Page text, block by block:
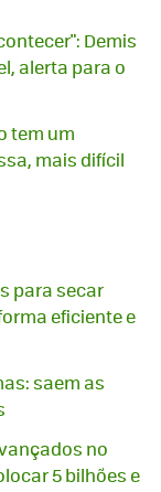
Demis
alerta para o
tem um
mais difícil
para secar
eficiente e
saem as
no
5 bilhões e